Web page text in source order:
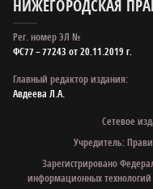
НИЖЕГОРОДСКАЯ
Рег. номер ЭЛ №
ФС77 – 77243 от 20.11.2019 г.
Главный редактор издания:
Авдеева Л.А.
Сетевое
Учредитель:
Зарегистрировано
информационных